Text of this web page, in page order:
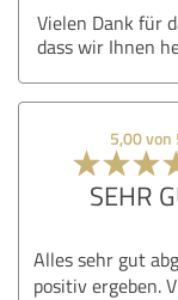
Vielen Dank für
dass wir Ihnen
5,00 von
SEHR
Alles sehr gut
positiv ergeben.